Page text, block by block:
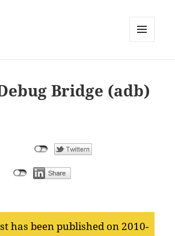
Bridge (adb)
has been published on 2010-